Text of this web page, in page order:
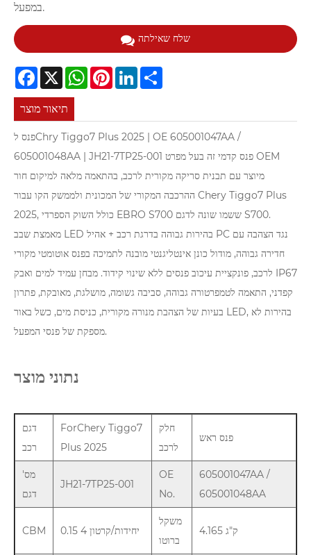
במפעל.
שלח שאילתה
Facebook
X WhatsApp
Pinterest
LinkedIn
תיאור מוצר
פנס לChry Tiggo7 Plus 2025 | OE 605001047AA /
605001048AA | JH21-7TP25-001 פנס קדמי זה בעל מפרט OEM
מיוצר עם תבנית סריקה מקורית לרכב, בהתאמה מלאה למיקום חור
ההרכבה המקורי של המכונית ולממשק הקו עבור Chery Tiggo7 Plus
2025, כולל השוק הספרדי EBRO S700 ששמו שונה לדגם S700.
מאמצת שבב LED בהירות גבוהה בדרגת רכב + אהיל PC נגד הצהבה עם
חדירה גבוהה, מודול כונן אינטליגנטי מובנה לתמיכה בפנס אוטומטי מקורי
לרכב, פונקציית עיכוב פנסים ללא שינוי קידוד. מבחן עמיד למים ואבק IP67
קפדני, התאמה לטמפרטורה גבוהה, סביבה גשומה, מושלגת, מאובקת, פתרון
בעיות של הצהבת מנורה מקורית, כניסת מים, כשל באור LED, בהירות לא
מספקת של פנסי המפעל.
נתוני מוצר
דגם
רכב
ForChery Tiggo7
Plus 2025
חלק
לרכב
פנס ראש
מס'
דגם
JH21-7TP25-001
OE
No.
605001047AA /
605001048AA
CBM 0.15 4 יחידות/קרטון
משקל
ברוטו
4.165 ק"ג